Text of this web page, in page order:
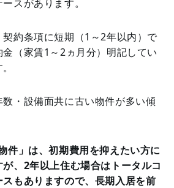
スがあります。
契約条項に短期（1～2年以内）で
（家賃1～2ヵ月分）明記してい
数・設備面共に古い物件が多い傾
件」は、初期費用を抑えたい方に
、2年以上住む場合はトータルコ
もありますので、長期入居を前